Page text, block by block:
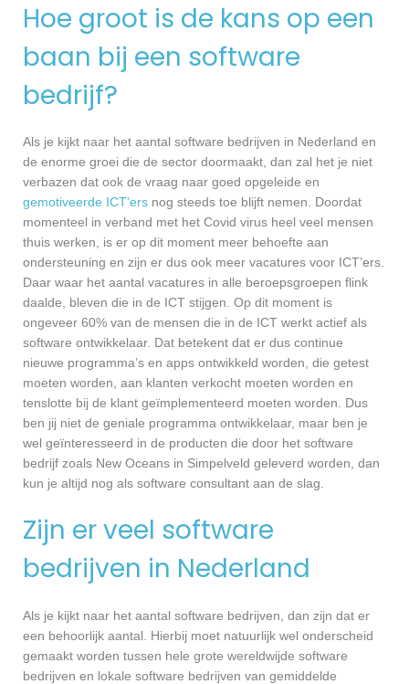
Hoe groot is de kans op een
baan bij een software
bedrijf?
Als je kijkt naar het aantal software bedrijven in Nederland en
de enorme groei die de sector doormaakt, dan zal het je niet
verbazen dat ook de vraag naar goed opgeleide en
gemotiveerde ICT’ers nog steeds toe blijft nemen. Doordat
momenteel in verband met het Covid virus heel veel mensen
thuis werken, is er op dit moment meer behoefte aan
ondersteuning en zijn er dus ook meer vacatures voor ICT’ers.
Daar waar het aantal vacatures in alle beroepsgroepen flink
daalde, bleven die in de ICT stijgen. Op dit moment is
ongeveer 60% van de mensen die in de ICT werkt actief als
software ontwikkelaar. Dat betekent dat er dus continue
nieuwe programma’s en apps ontwikkeld worden, die getest
moeten worden, aan klanten verkocht moeten worden en
tenslotte bij de klant geïmplementeerd moeten worden. Dus
ben jij niet de geniale programma ontwikkelaar, maar ben je
wel geïnteresseerd in de producten die door het software
bedrijf zoals New Oceans in Simpelveld geleverd worden, dan
kun je altijd nog als software consultant aan de slag.
Zijn er veel software
bedrijven in Nederland
Als je kijkt naar het aantal software bedrijven, dan zijn dat er
een behoorlijk aantal. Hierbij moet natuurlijk wel onderscheid
gemaakt worden tussen hele grote wereldwijde software
bedrijven en lokale software bedrijven van gemiddelde